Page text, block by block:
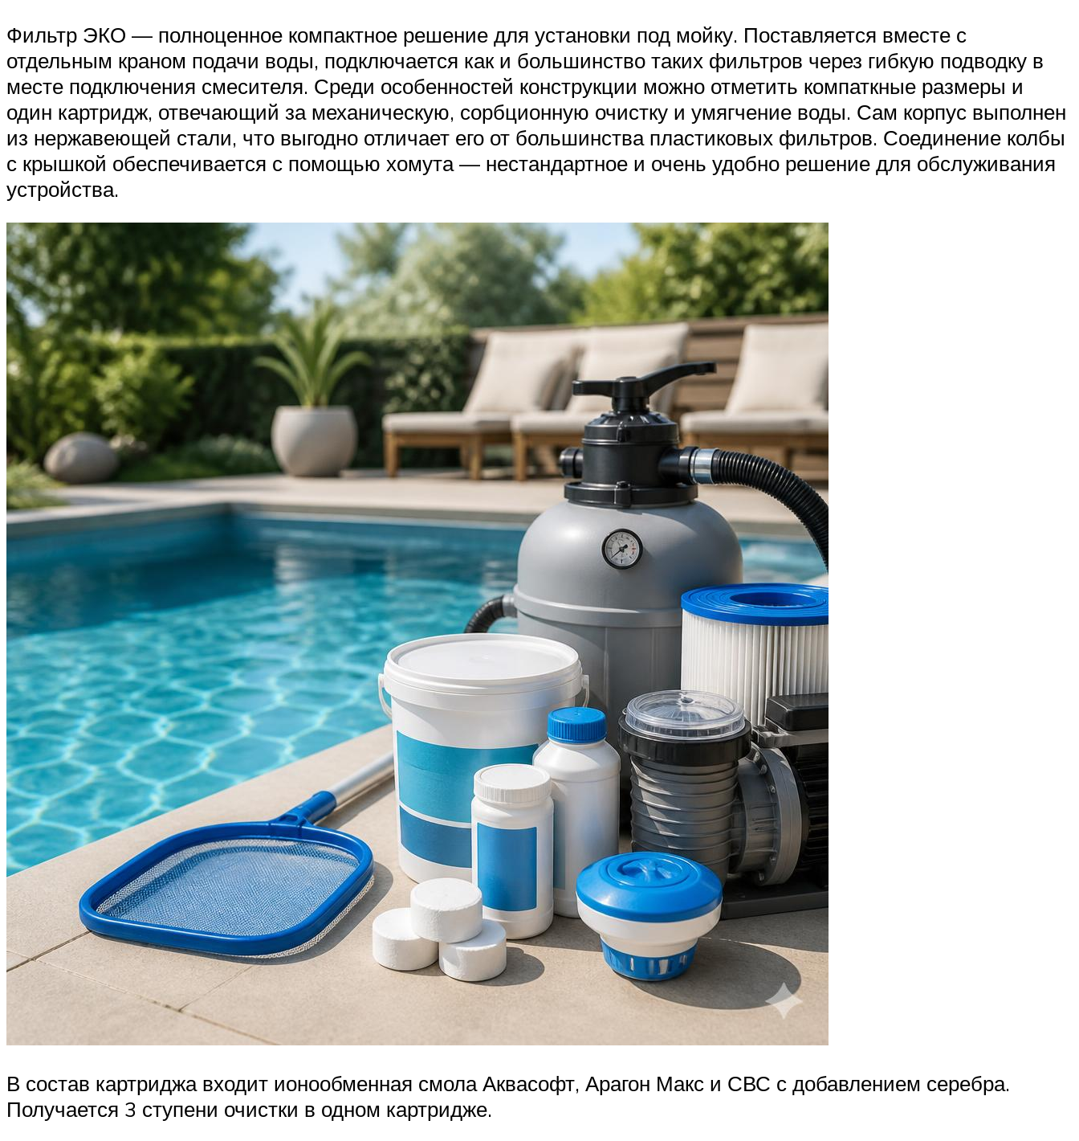
Фильтр ЭКО — полноценное компактное решение для установки под мойку. Поставляется вместе с
отдельным краном подачи воды, подключается как и большинство таких фильтров через гибкую подводку в
месте подключения смесителя. Среди особенностей конструкции можно отметить компаткные размеры и
один картридж, отвечающий за механическую, сорбционную очистку и умягчение воды. Сам корпус выполнен
из нержавеющей стали, что выгодно отличает его от большинства пластиковых фильтров. Соединение колбы
с крышкой обеспечивается с помощью хомута — нестандартное и очень удобно решение для обслуживания
устройства.
В состав картриджа входит ионообменная смола Аквасофт, Арагон Макс и СВС с добавлением серебра.
Получается 3 ступени очистки в одном картридже.